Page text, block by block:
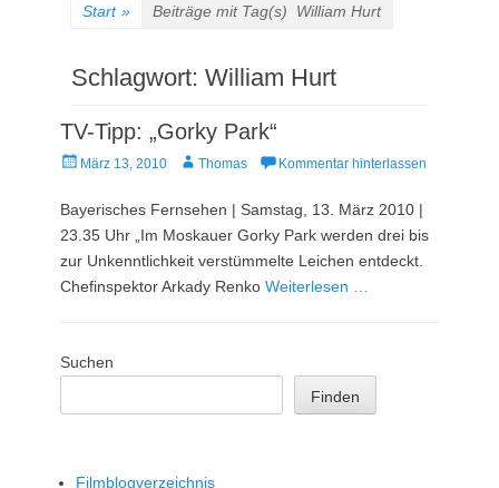
Start » Beiträge mit Tag(s) William Hurt
Schlagwort: William Hurt
TV-Tipp: „Gorky Park“
Veröffentlicht
März 13, 2010 AutorThomas Kommentar hinterlassen
Bayerisches Fernsehen | Samstag, 13. März 2010 |
23.35 Uhr „Im Moskauer Gorky Park werden drei bis
zur Unkenntlichkeit verstümmelte Leichen entdeckt.
Chefinspektor Arkady Renko Weiterlesen …
Suchen
Finden
Filmblogverzeichnis